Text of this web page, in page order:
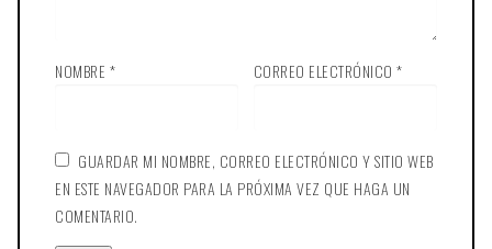
NOMBRE * CORREO ELECTRÓNICO*
GUARDAR MI NOMBRE, CORREO ELECTRÓNICO Y SITIO WEB
EN ESTE NAVEGADOR PARA LA PRÓXIMA VEZ QUE HAGA UN
COMENTARIO.